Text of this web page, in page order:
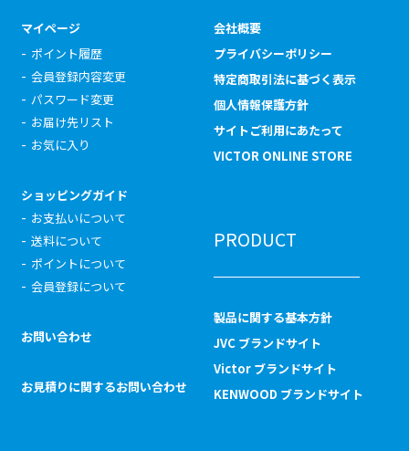
マイページ
ポイント履歴
会員登録内容変更
パスワード変更
お届け先リスト
お気に入り
ショッピングガイド
お支払いについて
送料について
ポイントについて
会員登録について
お問い合わせ
お見積りに関するお問い合わせ
会社概要
プライバシーポリシー
特定商取引法に基づく表示
個人情報保護方針
サイトご利用にあたって
VICTOR ONLINE STORE
PRODUCT
製品に関する基本方針
JVC ブランドサイト
Victor ブランドサイト
KENWOOD ブランドサイト